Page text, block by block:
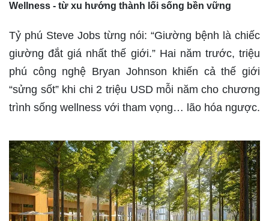
Wellness - từ xu hướng thành lối sống bền vững
Tỷ phú Steve Jobs từng nói: “Giường bệnh là chiếc
giường đắt giá nhất thế giới.” Hai năm trước, triệu
phú công nghệ Bryan Johnson khiến cả thế giới
“sửng sốt” khi chi 2 triệu USD mỗi năm cho chương
trình sống wellness với tham vọng… lão hóa ngược.